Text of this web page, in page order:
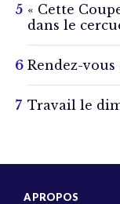
« Cette
dans le
Rendez-
Travail le
A PROPOS